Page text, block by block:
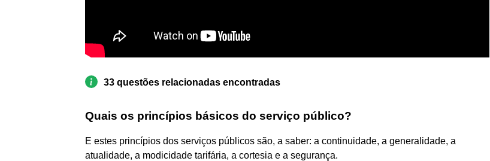
33 questões relacionadas encontradas
Quais os princípios básicos do serviço público?
E estes princípios dos serviços públicos são, a saber: a continuidade, a generalidade, a
atualidade, a modicidade tarifária, a cortesia e a segurança.